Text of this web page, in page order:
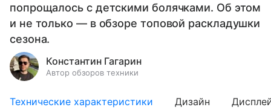
попрощалось с детскими болячками. Об этом
и не только — в обзоре топовой раскладушки
сезона.
Константин Гагарин
Автор обзоров техники
Технические характеристики Дизайн